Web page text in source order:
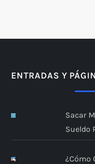
ENTRADAS Y
Sacar
Sueldo
¿Cómo